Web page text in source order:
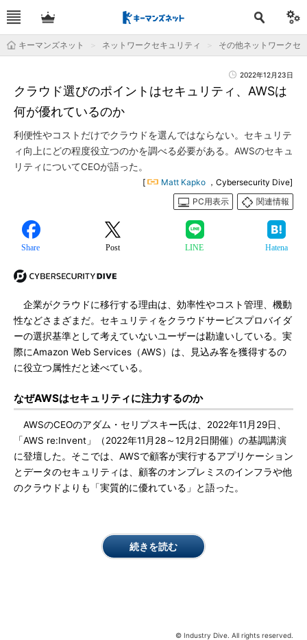
キーマンズネット ネットワークセキュリティ その他ネットワークセ
2022年12月23日
クラウド選びのポイントはセキュリティ、AWSは
何が優れているのか
利便性やコストだけでクラウドを選んではならない。セキュリテ
ィ向上にどの程度役立つのかを調べる必要がある。AWSのセキュ
リティについてCEOが語った。
[ Matt Kapko ，Cybersecurity Dive]
PC用表示
関連情報
Share Post LINE Hatena
企業がクラウドに移行する理由は、効率性やコスト管理、機動
性などさまざまだ。セキュリティをクラウドサービスプロバイダ
ーの選択基準として考えていないユーザーは勘違いしている。実
際にAmazon Web Services（AWS）は、見込み客を獲得するの
に役立つ属性だと述べている。
なぜAWSはセキュリティに注力するのか
AWSのCEOのアダム・セリプスキー氏は、2022年11月29日、
「AWS re:Invent」（2022年11月28～12月2日開催）の基調講演
に登壇した。そこでは、AWSで顧客が実行するアプリケーション
とデータのセキュリティは、顧客のオンプレミスのインフラや他
のクラウドよりも「実質的に優れている」と語った。
続きを読む
© Industry Dive. All rights reserved.